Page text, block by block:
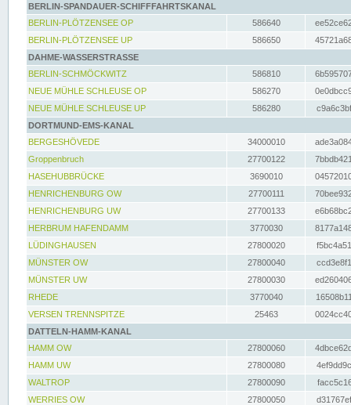
BERLIN-SPANDAUER-SCHIFFFAHRTSKANAL
BERLIN-PLÖTZENSEE OP
586640
BERLIN-PLÖTZENSEE UP
586650
DAHME-WASSERSTRASSE
BERLIN-SCHMÖCKWITZ
586810
NEUE MÜHLE SCHLEUSE OP
586270
NEUE MÜHLE SCHLEUSE UP
586280
DORTMUND-EMS-KANAL
BERGESHÖVEDE
34000010
Groppenbruch
27700122
HASEHUBBRÜCKE
3690010
HENRICHENBURG OW
27700111
HENRICHENBURG UW
27700133
HERBRUM HAFENDAMM
3770030
LÜDINGHAUSEN
27800020
MÜNSTER OW
27800040
MÜNSTER UW
27800030
RHEDE
3770040
VERSEN TRENNSPITZE
25463
DATTELN-HAMM-KANAL
HAMM OW
27800060
HAMM UW
27800080
WALTROP
27800090
WERRIES OW
27800050